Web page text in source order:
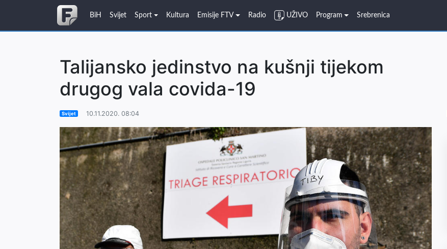
BiH Svijet Sport Kultura Emisije FTV Radio UŽIVO Program Srebrenica
Talijansko jedinstvo na kušnji tijekom
drugog vala covida-19
Svijet 10.11.2020. 08:04